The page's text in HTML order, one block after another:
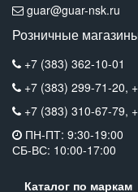
guar@guar-nsk.ru
Розничные
+7 (383) 362-10-01
+7 (383) 299-71-20,
+7 (383) 310-67-79,
ПН-ПТ: 9:30-19:00
СБ-ВС: 10:00-17:00
Каталог по маркам